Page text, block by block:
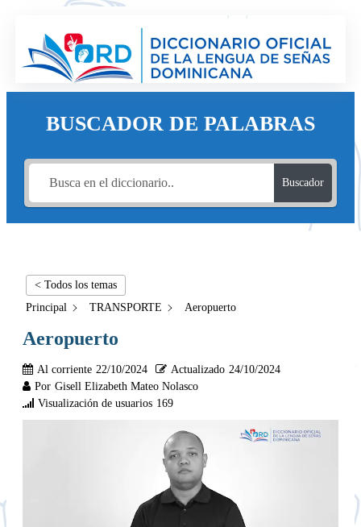
BUSCADOR DE PALABRAS
Buscador
< Todos los temas
Principal
TRANSPORTE Aeropuerto
Aeropuerto
Al corriente 22/10/2024 Actualizado 24/10/2024
Por Gisell Elizabeth Mateo Nolasco
Visualización de usuarios 169